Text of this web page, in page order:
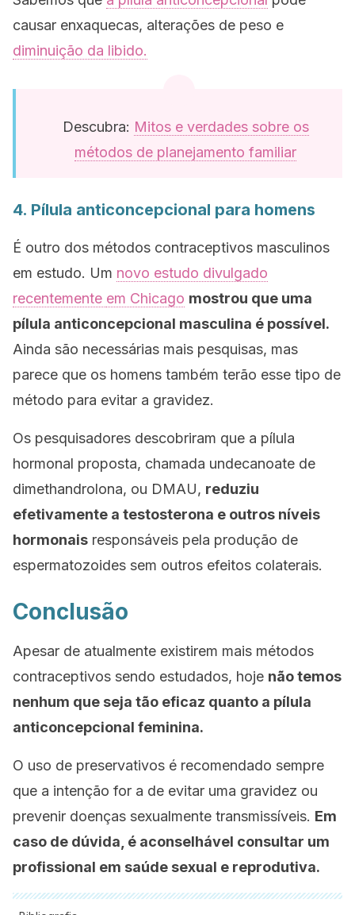
causar enxaquecas, alterações de peso e
diminuição da libido.
Descubra: Mitos e verdades sobre os
métodos de planejamento familiar
4. Pílula anticoncepcional para homens
É outro dos métodos contraceptivos masculinos
em estudo. Um novo estudo divulgado
recentemente em Chicago mostrou que uma
pílula anticoncepcional masculina é possível.
Ainda são necessárias mais pesquisas, mas
parece que os homens também terão esse tipo de
método para evitar a gravidez.
Os pesquisadores descobriram que a pílula
hormonal proposta, chamada undecanoate de
dimethandrolona, ​​ou DMAU, reduziu
efetivamente a testosterona e outros níveis
hormonais responsáveis ​​pela produção de
espermatozoides sem outros efeitos colaterais.
Conclusão
Apesar de atualmente existirem mais métodos
contraceptivos sendo estudados, hoje não temos
nenhum que seja tão eficaz quanto a pílula
anticoncepcional feminina.
O uso de preservativos é recomendado sempre
que a intenção for a de evitar uma gravidez ou
prevenir doenças sexualmente transmissíveis. Em
caso de dúvida, é aconselhável consultar um
profissional em saúde sexual e reprodutiva.